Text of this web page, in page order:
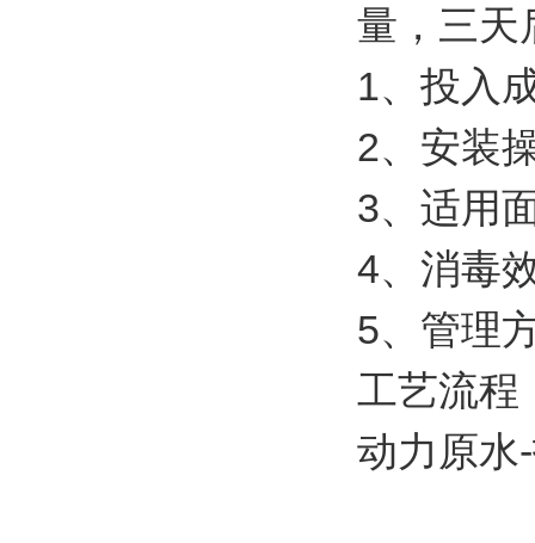
量，三天
1、投入
2、安装
3、适用
4、消毒
5、管理
工艺流程
动力原水